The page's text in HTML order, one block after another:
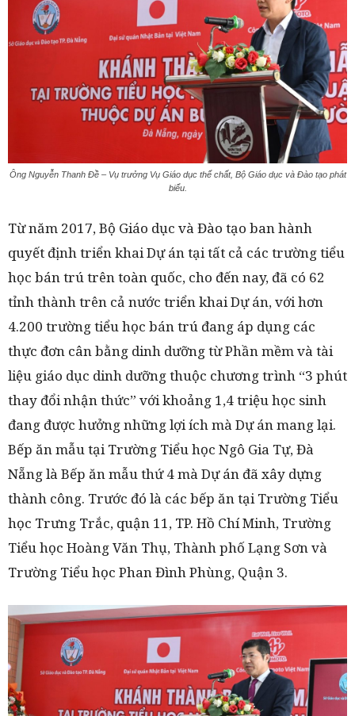
Ông Nguyễn Thanh Đề – Vụ trưởng Vụ Giáo dục thể chất, Bộ Giáo dục và Đào tạo phát
biểu.
Từ năm 2017, Bộ Giáo dục và Đào tạo ban hành
quyết định triển khai Dự án tại tất cả các trường tiểu
học bán trú trên toàn quốc, cho đến nay, đã có 62
tỉnh thành trên cả nước triển khai Dự án, với hơn
4.200 trường tiểu học bán trú đang áp dụng các
thực đơn cân bằng dinh dưỡng từ Phần mềm và tài
liệu giáo dục dinh dưỡng thuộc chương trình “3 phút
thay đổi nhận thức” với khoảng 1,4 triệu học sinh
đang được hưởng những lợi ích mà Dự án mang lại.
Bếp ăn mẫu tại Trường Tiểu học Ngô Gia Tự, Đà
Nẵng là Bếp ăn mẫu thứ 4 mà Dự án đã xây dựng
thành công. Trước đó là các bếp ăn tại Trường Tiểu
học Trưng Trắc, quận 11, TP. Hồ Chí Minh, Trường
Tiểu học Hoàng Văn Thụ, Thành phố Lạng Sơn và
Trường Tiểu học Phan Đình Phùng, Quận 3.